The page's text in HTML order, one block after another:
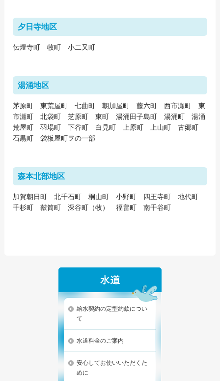
夕日寺地区
伝燈寺町 牧町 小二又町
湯涌地区
茅原町 東荒屋町 七曲町 朝加屋町 藤六町 西市瀬町 東
市瀬町 北袋町 芝原町 東町 湯涌田子島町 湯涌町 湯涌
荒屋町 羽場町 下谷町 白見町 上原町 上山町 古郷町
石黒町 袋板屋町ヲの一部
森本北部地区
加賀朝日町 北千石町 桐山町 小野町 四王寺町 地代町
千杉町 鞁筒町 深谷町（牧） 福畠町 南千谷町
給水契約の定型約款につい
て
水道料金のご案内
安心してお使いいただくた
めに